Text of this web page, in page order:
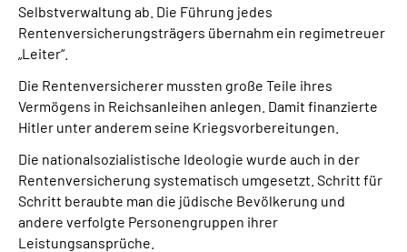
Selbstverwaltung ab. Die Führung jedes
Rentenversicherungsträgers übernahm ein regimetreuer
„Leiter“.
Die Rentenversicherer mussten große Teile ihres
Vermögens in Reichsanleihen anlegen. Damit finanzierte
Hitler unter anderem seine Kriegsvorbereitungen.
Die nationalsozialistische Ideologie wurde auch in der
Rentenversicherung systematisch umgesetzt. Schritt für
Schritt beraubte man die jüdische Bevölkerung und
andere verfolgte Personengruppen ihrer
Leistungsansprüche.